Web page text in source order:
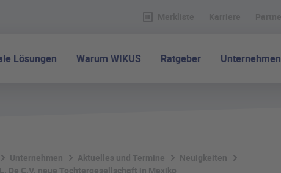
Lösungen Warum WIKUS Ratgeber Unternehmen
Unternehmen Aktuelles und Termine
Neuigkeiten
De C.V. neue Tochtergesellschaft in Mexiko